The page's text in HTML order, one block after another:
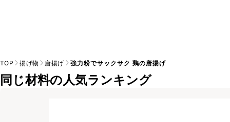
TOP 揚げ物 唐揚げ 強力粉でサックサク 鶏の唐揚げ
同じ材料の人気ランキング